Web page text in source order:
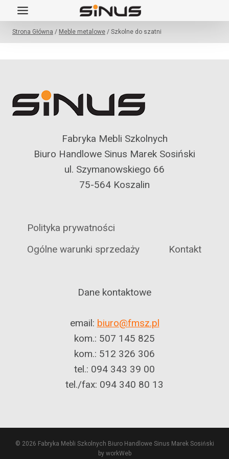
Przejdź
do
treściStrona Główna / Meble metalowe / Szkolne do szatni
Fabryka Mebli Szkolnych
Biuro Handlowe Sinus Marek Sosiński
ul. Szymanowskiego 66
75-564 Koszalin
Polityka prywatności
Ogólne warunki sprzedaży
Kontakt
Dane kontaktowe
email: biuro@fmsz.pl
kom.: 507 145 825
kom.: 512 326 306
tel.: 094 343 39 00
tel./fax: 094 340 80 13
© 2026 Fabryka Mebli Szkolnych Biuro Handlowe Sinus Marek Sosiński
by workWeb